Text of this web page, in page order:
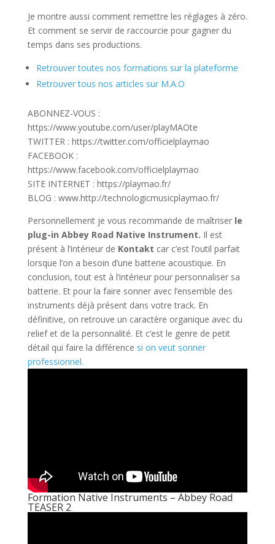
Je montre aussi comment remettre les réglages à zéro.
Et comment se servir de raccourcie pour gagner du
temps dans ses productions.
Retrouver toutes nos formations sur la plateforme
Retrouver tous nos articles sur M.A.O
ABONNEZ-VOUS :
https://www.youtube.com/user/playMAOte
TWITTER : https://twitter.com/officielplaymao
FACEBOOK :
https://www.facebook.com/officielplaymao
SITE INTERNET : https://playmao.fr/
BLOG : www.http://technologicmusicplaymao.fr/
Personnellement je vous recommande de maîtriser le
plug-in Abbey Road Native Instrument. Il est
présent à l’intérieur de Kontakt car c’est l’outil parfait
lorsque l’on a besoin d’une batterie acoustique. En
conclusion, tout est à l’intérieur pour personnaliser sa
batterie. Et pour la faire sonner avec l’ensemble des
instruments déjà présent dans votre track. En
définitive, on retrouve un caractère organique avec du
relief et de la personnalité. Et c’est le genre de petit
détail qui faire la différence si on veut sonner
professionnel.
Formation Native Instruments – Abbey Road
TEASER 2